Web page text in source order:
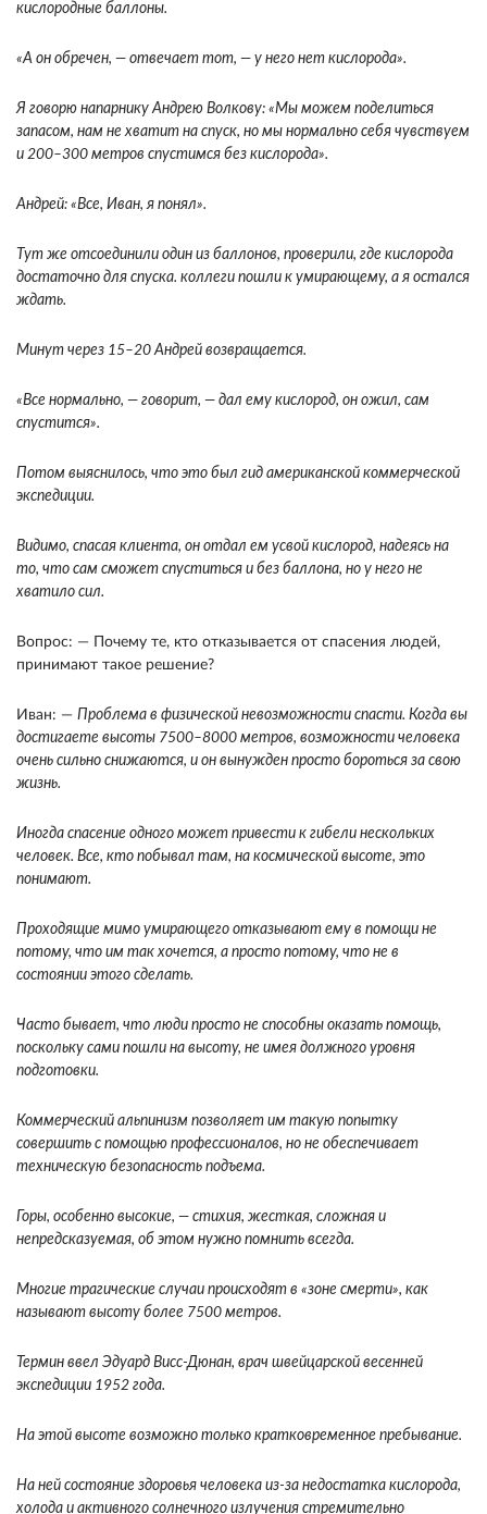
кислородные баллоны.
«А он обречен, — отвечает тот, — у него нет кислорода».
Я говорю напарнику Андрею Волкову: «Мы можем поделиться
запасом, нам не хватит на спуск, но мы нормально себя чувствуем
и 200–300 метров спустимся без кислорода».
Андрей: «Все, Иван, я понял».
Тут же отсоединили один из баллонов, проверили, где кислорода
достаточно для спуска. коллеги пошли к умирающему, а я остался
ждать.
Минут через 15–20 Андрей возвращается.
«Все нормально, — говорит, — дал ему кислород, он ожил, сам
спустится».
Потом выяснилось, что это был гид американской коммерческой
экспедиции.
Видимо, спасая клиента, он отдал ем усвой кислород, надеясь на
то, что сам сможет спуститься и без баллона, но у него не
хватило сил.
Вопрос: — Почему те, кто отказывается от спасения людей,
принимают такое решение?
Иван: — Проблема в физической невозможности спасти. Когда вы
достигаете высоты 7500–8000 метров, возможности человека
очень сильно снижаются, и он вынужден просто бороться за свою
жизнь.
Иногда спасение одного может привести к гибели нескольких
человек. Все, кто побывал там, на космической высоте, это
понимают.
Проходящие мимо умирающего отказывают ему в помощи не
потому, что им так хочется, а просто потому, что не в
состоянии этого сделать.
Часто бывает, что люди просто не способны оказать помощь,
поскольку сами пошли на высоту, не имея должного уровня
подготовки.
Коммерческий альпинизм позволяет им такую попытку
совершить с помощью профессионалов, но не обеспечивает
техническую безопасность подъема.
Горы, особенно высокие, — стихия, жесткая, сложная и
непредсказуемая, об этом нужно помнить всегда.
Многие трагические случаи происходят в «зоне смерти», как
называют высоту более 7500 метров.
Термин ввел Эдуард Висс-Дюнан, врач швейцарской весенней
экспедиции 1952 года.
На этой высоте возможно только кратковременное пребывание.
На ней состояние здоровья человека из-за недостатка кислорода,
холода и активного солнечного излучения стремительно